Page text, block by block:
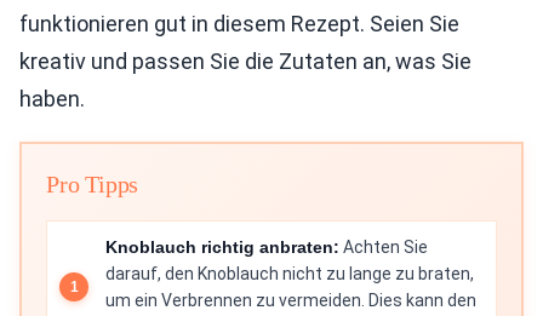
funktionieren gut in diesem Rezept. Seien Sie
kreativ und passen Sie die Zutaten an, was Sie
haben.
Pro Tipps
Knoblauch richtig anbraten: Achten Sie
darauf, den Knoblauch nicht zu lange zu braten,
um ein Verbrennen zu vermeiden. Dies kann den